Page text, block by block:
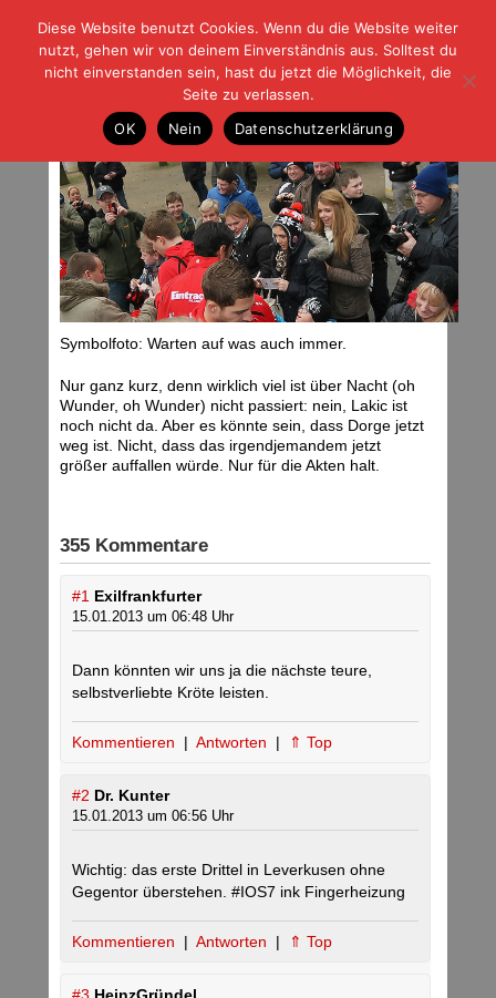
| | |BLOG-GFußball und der Rest
HOME|REGELN|IMPRESSUM |DATENSCHUTZ
Es ist kalt geworden
Dienstag, 15.01.13 | 06:20 Uhr
Symbolfoto: Warten auf was auch immer.
Nur ganz kurz, denn wirklich viel ist über Nacht (oh
Wunder, oh Wunder) nicht passiert: nein, Lakic ist
noch nicht da. Aber es könnte sein, dass Dorge jetzt
weg ist. Nicht, dass das irgendjemandem jetzt
größer auffallen würde. Nur für die Akten halt.
355 Kommentare
#1 Exilfrankfurter
15.01.2013 um 06:48 Uhr
Dann könnten wir uns ja die nächste teure,
selbstverliebte Kröte leisten.
Kommentieren | Antworten | ⇑ Top
#2 Dr. Kunter
15.01.2013 um 06:56 Uhr
Wichtig: das erste Drittel in Leverkusen ohne
Gegentor überstehen. #IOS7 ink Fingerheizung
Kommentieren | Antworten | ⇑ Top
Diese Website benutzt Cookies. Wenn du die Website weiter
nutzt, gehen wir von deinem Einverständnis aus. Solltest du
nicht einverstanden sein, hast du jetzt die Möglichkeit, die
Seite zu verlassen.
OK
Nein Datenschutzerklärung